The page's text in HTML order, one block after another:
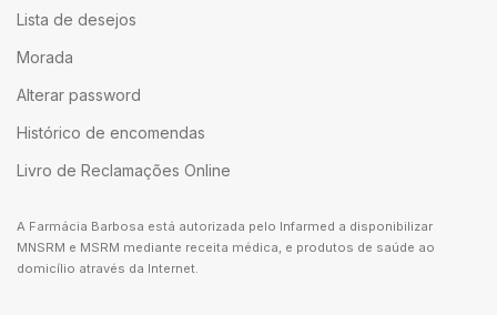
Lista de desejos
Morada
Alterar password
Histórico de encomendas
Livro de Reclamações Online
A Farmácia Barbosa está autorizada pelo Infarmed a disponibilizar
MNSRM e MSRM mediante receita médica, e produtos de saúde ao
domicílio através da Internet.